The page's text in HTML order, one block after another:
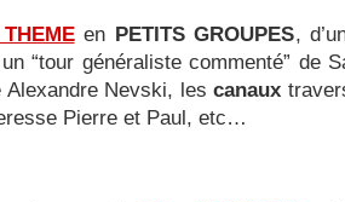
en PETITS GROUPES,
“tour généraliste commenté” de
Alexandre Nevski, lescanaux
Pierre et Paul, etc…